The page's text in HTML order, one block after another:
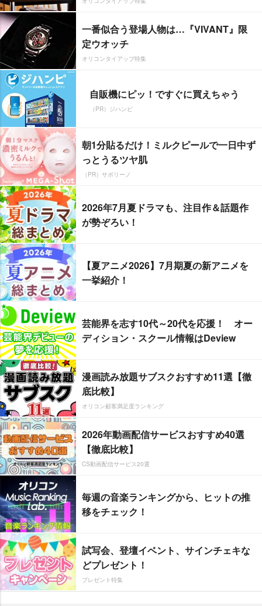
一番似合う登場人物は…『VIVANT』限
定ウオッチ
オリコンタイアップ特集
自販機にピッ！ですぐに買えちゃう
（PR）ジハンピ
朝1分貼るだけ！ミルクピールで一日中ず
っとうるツヤ肌
（PR）サボリーノ
2026年7月夏ドラマも、注目作＆話題作
が勢ぞろい！
【夏アニメ2026】7月期夏の新アニメを
一挙紹介！
芸能界を志す10代～20代を応援！ オー
ディション・スクール情報はDeview
漫画読み放題サブスクおすすめ11選【徹
底比較】
オリコン顧客満足度ランキング
2026年動画配信サービスおすすめ40選
【徹底比較】
CS動画配信サービス20選
毎週の音楽ランキングから、ヒットの推
移をチェック！
試写会、登壇イベント、サインチェキな
どプレゼント！
プレゼント特集